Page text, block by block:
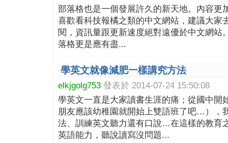
部落格也是一個發展許久的新天地。內容更
喜歡看科技報橘之類的中文網站，建議大家
閱，資訊量跟更新速度絕對遠優於中文網站
落格更是應有盡...
學英文就像減肥一樣講究方法
elkjgolg753 發表於 2014-07-24 15:50:08
學英文一直是大家讀書生涯的痛；從國中開
朋友應該幼稚園就開始上雙語班了吧…），
法、訓練英文聽力還有口說…在這樣的教育
英語能力，聽說讀寫沒問題...